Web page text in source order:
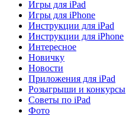
Игры для iPad
Игры для iPhone
Инструкции для iPad
Инструкции для iPhone
Интересное
Новичку
Новости
Приложения для iPad
Розыгрыши и конкурсы
Советы по iPad
Фото